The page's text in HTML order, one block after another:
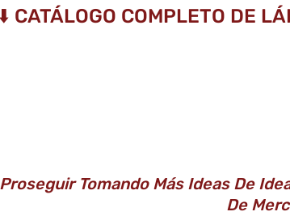
⬇️ CATÁLOGO COMPLETO DE
Tomando Más Ideas De
De